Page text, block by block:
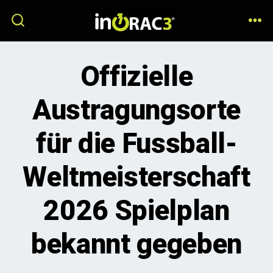
content
Offizielle
Austragungsorte
für die Fussball-
Weltmeisterschaft
2026 Spielplan
bekannt gegeben